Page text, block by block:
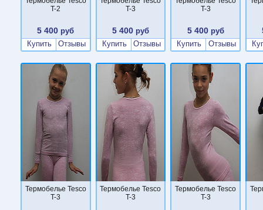
T-2
5 400 руб
Купить
Отзывы
T-3
5 400 руб
Купить
Отзывы
T-3
5 400руб
Купить
Отзывы
Термобелье Tesco
T-3
Термобелье Tesco
T-3
Термобелье Tesco
T-3